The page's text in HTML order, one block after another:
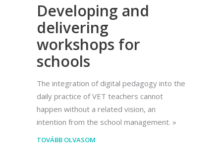
Developing and
delivering
workshops for
schools
The integration of digital pedagogy into the
daily practice of VET teachers cannot
happen without a related vision, an
intention from the school management.
TOVÁBB OLVASOM